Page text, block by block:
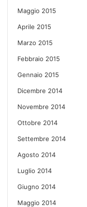
Maggio 2015
Aprile 2015
Marzo 2015
Febbraio 2015
Gennaio 2015
Dicembre 2014
Novembre 2014
Ottobre 2014
Settembre 2014
Agosto 2014
Luglio 2014
Giugno 2014
Maggio 2014